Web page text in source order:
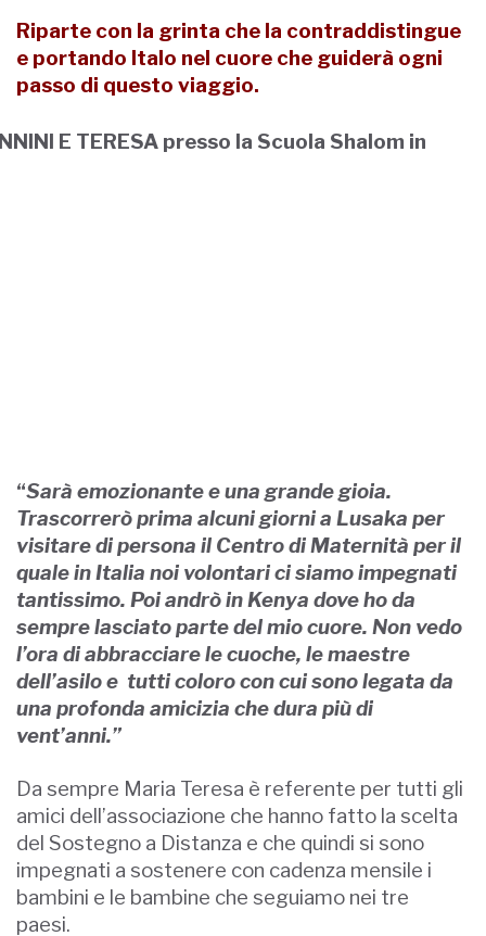
Riparte con la grinta che la contraddistingue
e portando Italo nel cuore che guiderà ogni
passo di questo viaggio.
“Sarà emozionante e una grande gioia.
Trascorrerò prima alcuni giorni a Lusaka per
visitare di persona il Centro di Maternità per il
quale in Italia noi volontari ci siamo impegnati
tantissimo. Poi andrò in Kenya dove ho da
sempre lasciato parte del mio cuore. Non vedo
l’ora di abbracciare le cuoche, le maestre
dell’asilo e tutti coloro con cui sono legata da
una profonda amicizia che dura più di
vent’anni.”
Da sempre Maria Teresa è referente per tutti gli
amici dell’associazione che hanno fatto la scelta
del Sostegno a Distanza e che quindi si sono
impegnati a sostenere con cadenza mensile i
bambini e le bambine che seguiamo nei tre
paesi.